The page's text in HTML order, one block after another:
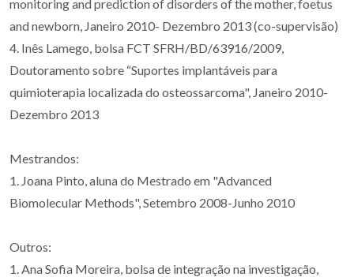
monitoring and prediction of disorders of the mother, foetus
and newborn, Janeiro 2010- Dezembro 2013 (co-supervisão)
4. Inês Lamego, bolsa FCT SFRH/BD/63916/2009,
Doutoramento sobre “Suportes implantáveis para
quimioterapia localizada do osteossarcoma", Janeiro 2010-
Dezembro 2013
Mestrandos:
1. Joana Pinto, aluna do Mestrado em "Advanced
Biomolecular Methods", Setembro 2008-Junho 2010
Outros:
1. Ana Sofia Moreira, bolsa de integração na investigação,